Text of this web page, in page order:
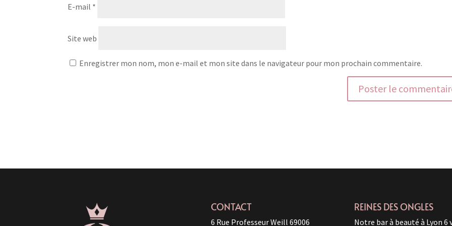
E-mail *
Site web
Enregistrer mon nom, mon e-mail et mon site dans le navigateur pour mon prochain commentaire.
CONTACT
6 Rue Professeur Weill 69006
REINES DES ONGLES
Notre bar à beauté à Lyon 6